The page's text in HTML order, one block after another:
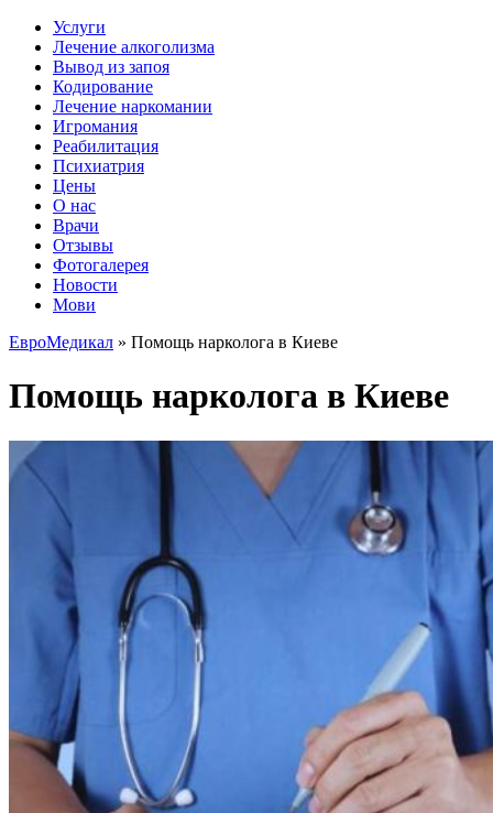
Услуги
Лечение алкоголизма
Вывод из запоя
Кодирование
Лечение наркомании
Игромания
Реабилитация
Психиатрия
Цены
О нас
Врачи
Отзывы
Фотогалерея
Новости
Мови
ЕвроМедикал » Помощь нарколога в Киеве
Помощь нарколога в Киеве